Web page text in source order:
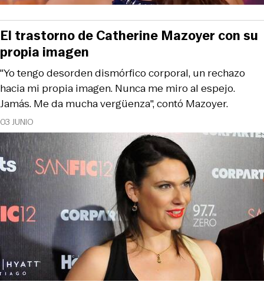
03 JUNIO
"Yo tengo desorden dismórfico corporal, un rechazo
hacia mi propia imagen. Nunca me miro al espejo.
Jamás. Me da mucha vergüenza", contó Mazoyer.
El trastorno de Catherine Mazoyer con su
propia imagen